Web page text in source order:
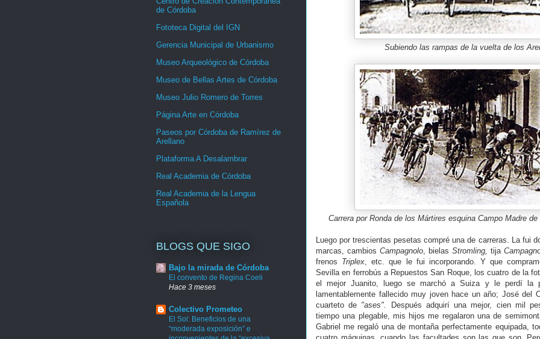
Subiendo las rampas de la vuelta de los
Carrera por Ronda de los Mártires esquina Campo Madre
Luego por trescientas pesetas compré una de carreras. La fui
marcas, cambios Campagnolo, bielas Stromling, tija
frenos Triplex, etc. que le fui incorporando. Y que
Sevilla en ferrobús a Repuestos San Roque, los cuatro de la
el mejor Juanito, luego se marchó a Suiza y le perdí la
lamentablemente fallecido muy joven hace un año; José del
cuarteto de "ases".
Después adquirí una mejor, cien mil
tiempo una plegable, mis hijos me regalaron una de
Gabriel me regaló una de montaña perfectamente equipada,
de Córdoba
Fototeca Digital del IGN
Gerencia Municipal de Urbanismo
Museo Arqueológico de Córdoba
Museo de Bellas Artes de Córdoba
Museo Julio Romero de Torres
Página Arte en Córdoba
Paseos por Córdoba de Ramírez de
Arellano
Plataforma A Desalambrar
Real Academia de Córdoba
Real Academia de la Lengua
Española
BLOGS QUE SIGO
Bajo la mirada de Córdoba
El convento de Regina Coeli
Hace 3 meses
Colectivo Prometeo
El Sol: Beneficios de una
“moderada exposición” e